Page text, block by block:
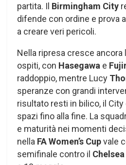
partita. Il Birmingham City
difende con ordine e prova
a creare veri pericoli.
Nella ripresa cresce ancora
ospiti, con Hasegawa e
raddoppio, mentre Lucy
speranze con grandi
risultato resti in bilico, il
spazi fino alla fine. La
e maturità nei momenti
nella FA Women’s Cupvale
semifinale contro il Chelsea